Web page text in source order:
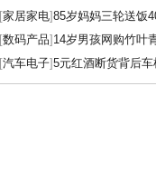
[家居家电]85岁妈妈三轮送饭
[数码产品] 14岁男孩网购竹叶
[汽车电子]5元红酒断货背后